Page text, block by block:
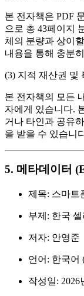
본 전자책은 PDF
으로 총 43페이지
체의 분량과 상이
내용을 통해 충분
(3) 지적 재산권 및
본 전자책의 모든
자에게 있습니다.
거나 타인과 공유
을 받을 수 있습니
5. 메타데이터
제목: 스마트
부제: 한국
저자: 안영준
언어: 한국어
작성일: 2026